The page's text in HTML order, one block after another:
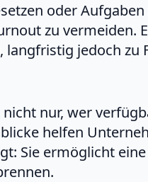
oder
zu vermeiden.
jedoch zu
nur, wer
helfen
Sie ermöglicht